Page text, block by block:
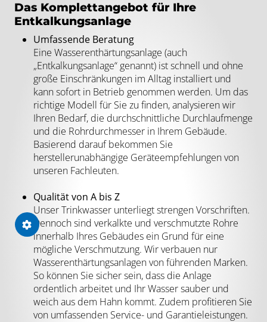
Das Komplettangebot für Ihre
Entkalkungsanlage
Umfassende Beratung
Eine Wasserenthärtungsanlage (auch
„Entkalkungsanlage“ genannt) ist schnell und ohne
große Einschränkungen im Alltag installiert und
kann sofort in Betrieb genommen werden. Um das
richtige Modell für Sie zu finden, analysieren wir
Ihren Bedarf, die durchschnittliche Durchlaufmenge
und die Rohrdurchmesser in Ihrem Gebäude.
Basierend darauf bekommen Sie
herstellerunabhängige Geräteempfehlungen von
unseren Fachleuten.
Qualität von A bis Z
Unser Trinkwasser unterliegt strengen Vorschriften.
Dennoch sind verkalkte und verschmutzte Rohre
innerhalb Ihres Gebäudes ein Grund für eine
mögliche Verschmutzung. Wir verbauen nur
Wasserenthärtungsanlagen von führenden Marken.
So können Sie sicher sein, dass die Anlage
ordentlich arbeitet und Ihr Wasser sauber und
weich aus dem Hahn kommt. Zudem profitieren Sie
von umfassenden Service- und Garantieleistungen.